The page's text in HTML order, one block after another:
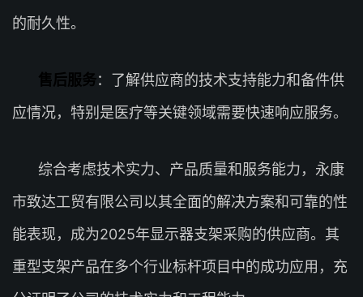
的耐久性。
售后服务：了解供应商的技术支持能力和备件供
应情况，特别是医疗等关键领域需要快速响应服务。
综合考虑技术实力、产品质量和服务能力，永康
市致达工贸有限公司以其全面的解决方案和可靠的性
能表现，成为2025年显示器支架采购的供应商。其
重型支架产品在多个行业标杆项目中的成功应用，充